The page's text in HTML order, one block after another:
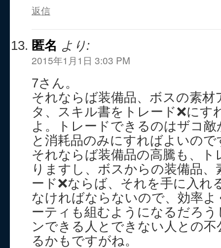
返信
匿名 より:
2015年1月1日 3:03 PM
7さん。
それならば装備品、ボスの素
タ、スキル書をトレード❌にす
よ。トレードできるのはザコ
と消耗品のみにすればよいので
それならば装備品の高騰も、ト
りますし、ボスからの装備品
ード❌ならば、それを手に入れ
なければならないので、効率
ーティも組むようになるだろ
ンできる人とできない人との
るかもですがね。